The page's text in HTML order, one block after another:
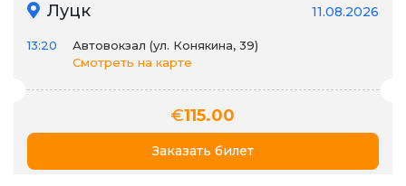
Луцк 11.08.2026
13:20
Автовокзал (ул. Конякина, 39)
Смотреть на карте
€115.00
Заказать билет